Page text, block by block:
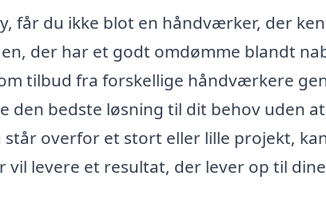
får du ikke blot en håndværker, der
der har et godt omdømme blandt
tilbud fra forskellige håndværkere
bedste løsning til dit behov uden
overfor et stort eller lille projekt,
levere et resultat, der lever op til dine